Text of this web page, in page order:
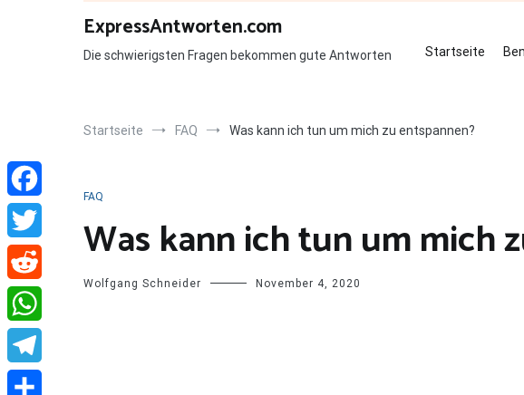
ExpressAntworten.com
Die schwierigsten Fragen bekommen gute Antworten Startseite
Startseite FAQ Was kann ich tun um mich zu entspannen?
FAQ
Was kann ich tun um mich
Wolfgang Schneider November 4, 2020
Facebook
Twitter
Reddit
WhatsApp
Telegram